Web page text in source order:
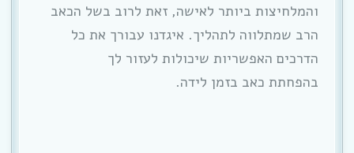
והמלחיצות ביותר לאישה, זאת לרוב בשל הכאב
הרב שמתלווה לתהליך. איגדנו עבורך את כל
הדרכים האפשריות שיכולות לעזור לך
בהפחתת כאב בזמן לידה.